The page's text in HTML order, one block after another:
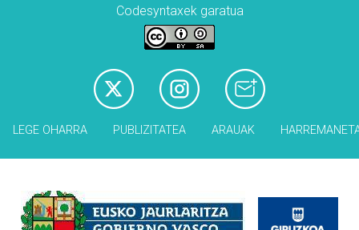
Codesyntaxek garatua
LEGE OHARRA PUBLIZITATEA ARAUAK